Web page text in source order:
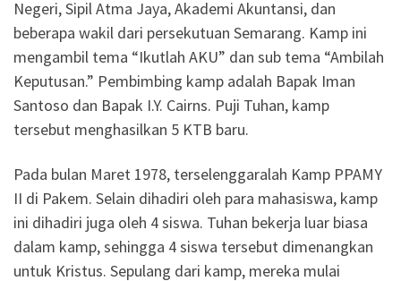
Negeri, Sipil Atma Jaya, Akademi Akuntansi, dan
beberapa wakil dari persekutuan Semarang. Kamp ini
mengambil tema “Ikutlah AKU” dan sub tema “Ambilah
Keputusan.” Pembimbing kamp adalah Bapak Iman
Santoso dan Bapak I.Y. Cairns. Puji Tuhan, kamp
tersebut menghasilkan 5 KTB baru.
Pada bulan Maret 1978, terselenggaralah Kamp PPAMY
II di Pakem. Selain dihadiri oleh para mahasiswa, kamp
ini dihadiri juga oleh 4 siswa. Tuhan bekerja luar biasa
dalam kamp, sehingga 4 siswa tersebut dimenangkan
untuk Kristus. Sepulang dari kamp, mereka mulai